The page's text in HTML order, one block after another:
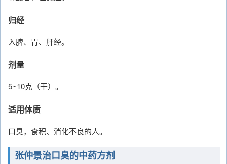
归经
入脾、胃、肝经。
剂量
5~10克（干）。
适用体质
口臭，食积、消化不良的人。
张仲景治口臭的中药方剂